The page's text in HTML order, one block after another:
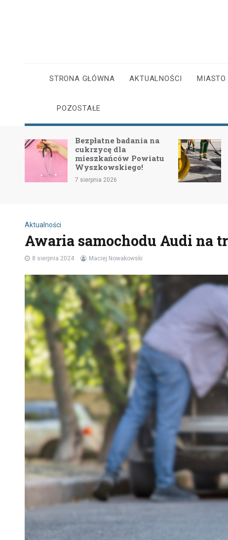
STRONA GŁÓWNA AKTUALNOŚCI MIASTO
POZOSTAŁE
Bezpłatne badania na
cukrzycę dla
mieszkańców Powiatu
Wyszkowskiego!
7 sierpnia 2026
Aktualności
Awaria samochodu Audi na
8 sierpnia 2024 Maciej Nowakowski